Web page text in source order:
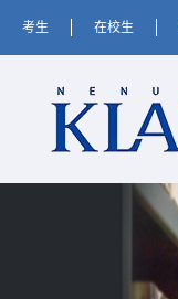
考生 在校生